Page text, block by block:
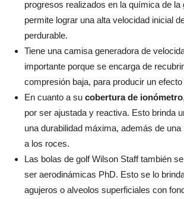
progresos realizados en la química de la
permite lograr una alta velocidad inicial
perdurable.
Tiene una camisa generadora de
importante porque se encarga de
compresión baja, para producir un
En cuanto a su cobertura de ionómetro
por ser ajustada y reactiva. Esto brinda
una durabilidad máxima, además de
a los roces.
Las bolas de golf Wilson Staff también
ser aerodinámicas PhD. Esto se lo
agujeros o alveolos superficiales con